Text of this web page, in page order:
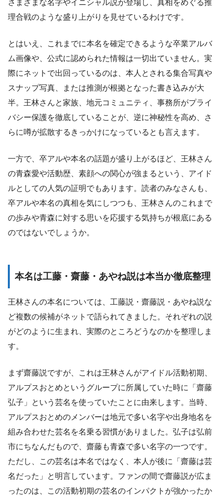
さまざまな名字やイニシャル説が登場し、真相をめぐる推
理合戦のような盛り上がりを見せているわけです。
とはいえ、これまでに本名を確定できるような卒業アルバ
ム画像や、公式に認められた情報は一切出ていません。実
際にネットで出回っているのは、本人とされる集合写真や
スナップ写真、または推測が根拠となった書き込みが大
半。王林さんと家族、地元コミュニティ、事務所がプライ
バシー保護を徹底していることが、逆に神秘性を高め、さ
らに噂が拡散するきっかけになっているとも言えます。
一方で、卒アルや本名の話題が盛り上がるほど、王林さん
の青森愛や活動歴、素顔への関心が強まるという、アイド
ルとしての人気の証明でもあります。読者のみなさんも、
卒アルや本名の真相を気にしつつも、王林さんのこれまで
の歩みや青森に対する思いを応援する気持ちが根底にある
のではないでしょうか。
本名は工藤・齋藤・あやね説は本当か徹底整理
王林さんの本名については、工藤説・齋藤説・あやね説な
ど複数の候補がネットで語られてきました。それぞれの説
がどのように生まれ、実際のところどうなのかを整理しま
す。
まず齋藤説ですが、これは王林さんがアイドル活動初期、
アルプスおとめというグループに所属していた時に「齋藤
弘子」という芸名を使っていたことに由来します。当時、
アルプスおとめのメンバーは地元で多い名字や出身地名を
組み合わせた芸名を名乗る習慣がありました。弘子は弘前
市にちなんだもので、齋藤も青森で多い名字の一つです。
ただし、この芸名は本名ではなく、本人が後に「齋藤は芸
名だった」と明言しています。ファンの間で齋藤説が広ま
ったのは、この活動初期の芸名のインパクトが強かったか